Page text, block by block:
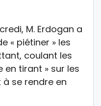
M. Erdogan a
« piétiner » les
coulant les
tirant » sur les
se rendre en